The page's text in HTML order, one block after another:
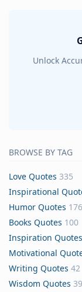
Unlock
BROWSE BY TAG
Love Quotes 335
Inspirational
Humor Quotes 176
Books Quotes 100
Inspiration Quotes
Motivational
Writing Quotes 42
Wisdom Quotes 39